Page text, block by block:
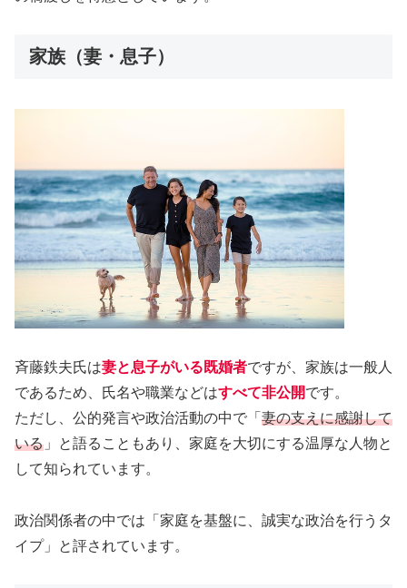
家族（妻・息子）
斉藤鉄夫氏は妻と息子がいる既婚者ですが、家族は一般人
であるため、氏名や職業などはすべて非公開です。
ただし、公的発言や政治活動の中で「 妻の支えに感謝して
いる 」と語ることもあり、家庭を大切にする温厚な人物と
して知られています。
政治関係者の中では「家庭を基盤に、誠実な政治を行うタ
イプ」と評されています。